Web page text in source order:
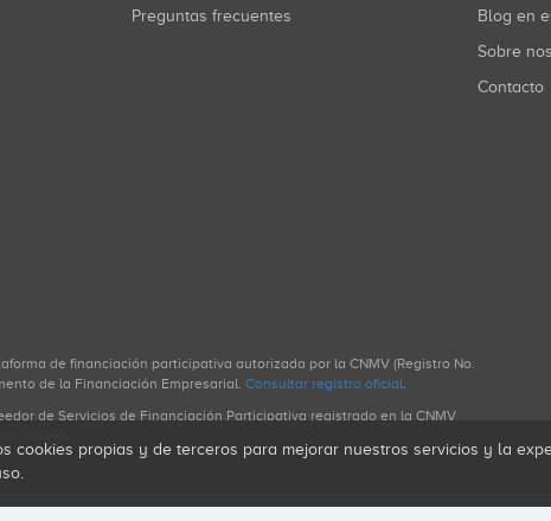
Preguntas frecuentes
Blog en
Sobre
Contacto
de financiación participativa autorizada por la CNMV (Registro No.
de la Financiación Empresarial. Consultar registro oficial.
de Servicios de Financiación Participativa registrado en la CNMV
cookies propias y de terceros para mejorar nuestros servicios y la